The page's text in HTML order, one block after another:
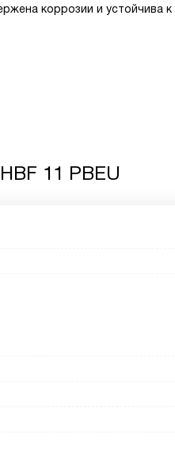
коррозии и устойчива
11 PBEU